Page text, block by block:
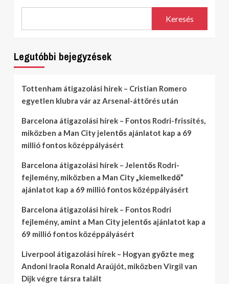
Keresés
Legutóbbi bejegyzések
Tottenham átigazolási hírek – Cristian Romero
egyetlen klubra vár az Arsenal-áttörés után
Barcelona átigazolási hírek – Fontos Rodri-frissítés,
miközben a Man City jelentős ajánlatot kap a 69
millió fontos középpályásért
Barcelona átigazolási hírek – Jelentős Rodri-
fejlemény, miközben a Man City „kiemelkedő”
ajánlatot kap a 69 millió fontos középpályásért
Barcelona átigazolási hírek – Fontos Rodri
fejlemény, amint a Man City jelentős ajánlatot kap a
69 millió fontos középpályásért
Liverpool átigazolási hírek – Hogyan győzte meg
Andoni Iraola Ronald Araújót, miközben Virgil van
Dijk végre társra talált